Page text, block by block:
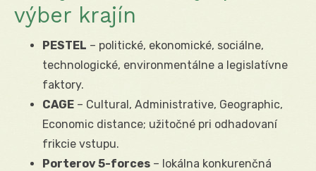
výber krajín
PESTEL – politické, ekonomické, sociálne,
technologické, environmentálne a legislatívne
faktory.
CAGE – Cultural, Administrative, Geographic,
Economic distance; užitočné pri odhadovaní
frikcie vstupu.
Porterov 5-forces – lokálna konkurenčná